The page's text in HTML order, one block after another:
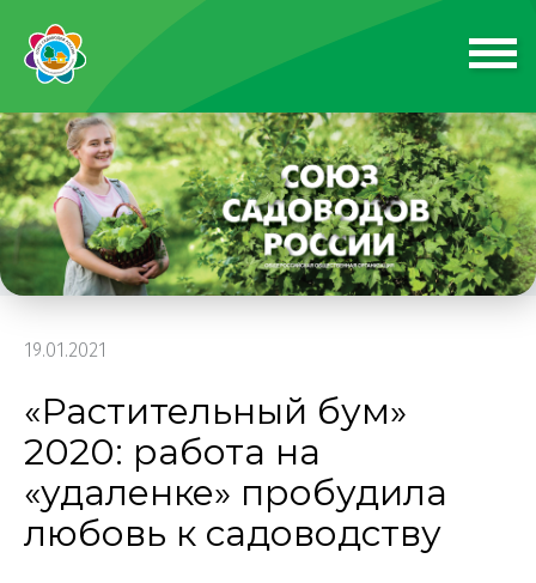
19.01.2021
«Растительный бум»
2020: работа на
«удаленке» пробудила
любовь к садоводству